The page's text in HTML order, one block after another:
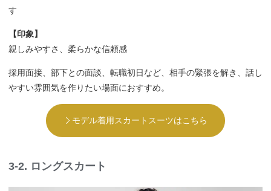
す
【印象】
親しみやすさ、柔らかな信頼感
採用面接、部下との面談、転職初日など、相手の緊張を解き、話し
やすい雰囲気を作りたい場面におすすめ。
モデル着用スカートスーツはこちら
3-2. ロングスカート